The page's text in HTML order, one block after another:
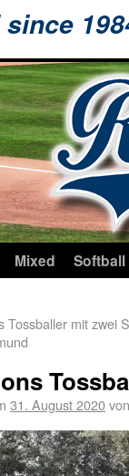
since
Mixed Softball
Tossballer mit zwei
31. August 2020von